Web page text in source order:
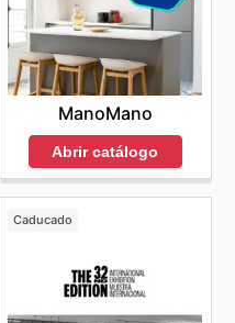
ManoMano
Abrir catálogo
Caducado